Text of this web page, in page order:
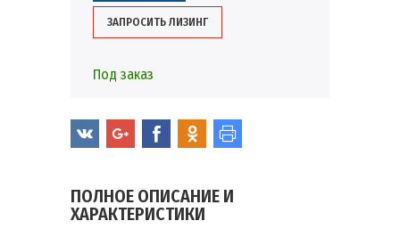
ЗАПРОСИТЬ ЛИЗИНГ
Под заказ
ПОЛНОЕ ОПИСАНИЕ И
ХАРАКТЕРИСТИКИ